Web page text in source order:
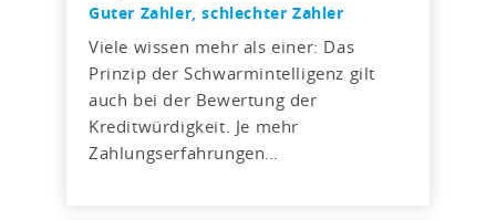
Guter Zahler, schlechter Zahler
Viele wissen mehr als einer: Das
Prinzip der Schwarmintelligenz gilt
auch bei der Bewertung der
Kreditwürdigkeit. Je mehr
Zahlungserfahrungen…